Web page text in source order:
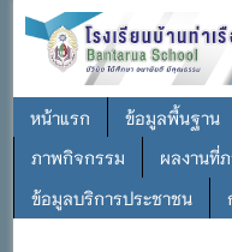
หน้าแรก ข้อมูลพื้นฐาน
ภาพกิจกรรม
ผลงานที่
ข้อมูลบริการประชาชน